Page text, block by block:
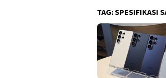
TAG:SPESIFIKASI